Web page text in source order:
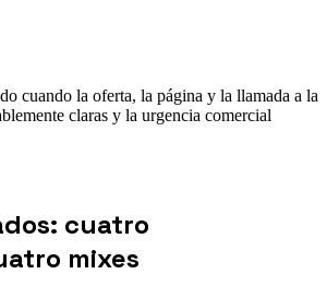
cuando la oferta, la página y la llamada a la
claras y la urgencia comercial
cuatro
mixes